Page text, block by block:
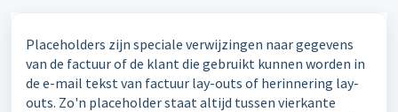
Placeholders zijn speciale verwijzingen naar gegevens
van de factuur of de klant die gebruikt kunnen worden in
de e-mail tekst van factuur lay-outs of herinnering lay-
outs. Zo'n placeholder staat altijd tussen vierkante